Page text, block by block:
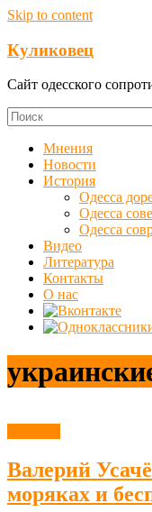
Skip to content
Куликовец
Сайт одесского
Мнения
Новости
История
Одесса
Одесса
Одесса
Видео
Литература
Контакты
О нас
Валерий
моряках и